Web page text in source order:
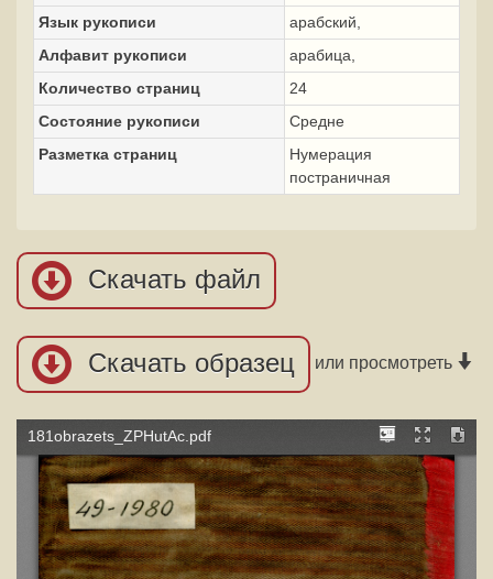
Язык рукописи
арабский,
Алфавит рукописи
арабица,
Количество страниц
24
Состояние рукописи
Средне
Разметка страниц
Нумерация
постраничная
Скачать файл
Скачать образец или просмотреть